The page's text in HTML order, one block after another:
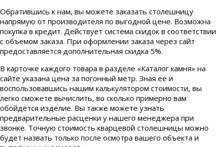
Обратившись к нам, вы можете заказать столешницу
напрямую от производителя по выгодной цене. Возможна
покупка в кредит. Действует система скидок в соответствии
с объемом заказа. При оформлении заказа через сайт
предоставляется дополнительная скидка 5%.
В карточке каждого товара в разделе «Каталог камня» на
сайте указана цена за погонный метр. Зная ее и
воспользовавшись нашим калькулятором стоимости, вы
легко сможете вычислить, во сколько примерно вам
обойдется изделие. Вы также можете узнать
предварительные расценки у нашего менеджера при
звонке. Точную стоимость кварцевой столешницы можно
будет назвать только после осмотра вашего объекта и